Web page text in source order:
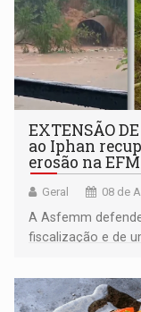
EXTENSÃO
ao Iphan
erosão na
Geral 08 de
A Asfemm
fiscalização e de